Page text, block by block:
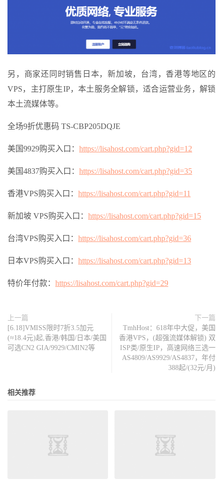
另，商家还同时销售日本，新加坡，台湾，香港等地区的
VPS，主打原生IP，本土服务全解锁，适合运营业务，解锁
本土流媒体等。
全场9折优惠码 TS-CBP205DQJE
美国9929购买入口： https://lisahost.com/cart.php?gid=12
美国4837购买入口： https://lisahost.com/cart.php?gid=35
香港VPS购买入口： https://lisahost.com/cart.php?gid=11
新加坡 VPS购买入口： https://lisahost.com/cart.php?gid=15
台湾VPS购买入口： https://lisahost.com/cart.php?gid=36
日本VPS购买入口： https://lisahost.com/cart.php?gid=13
特价年付款： https://lisahost.com/cart.php?gid=29
上一篇
[6.18]VMISS限时7折3.5加元
(≈18.4元)起,香港/韩国/日本/美国
可选CN2 GIA/9929/CMIN2等
下一篇
TmhHost：618年中大促，美国
香港VPS，(超强流媒体解锁) 双
ISP类/原生IP，高速网络三选一
AS4809/AS9929/AS4837，年付
388起/(32元/月)
相关推荐